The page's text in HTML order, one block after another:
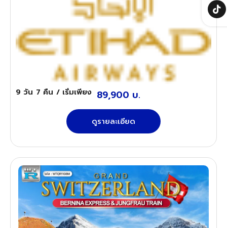
9 วัน 7 คืน / เริ่มเพียง 89,900 บ.
ดูรายละเอียด